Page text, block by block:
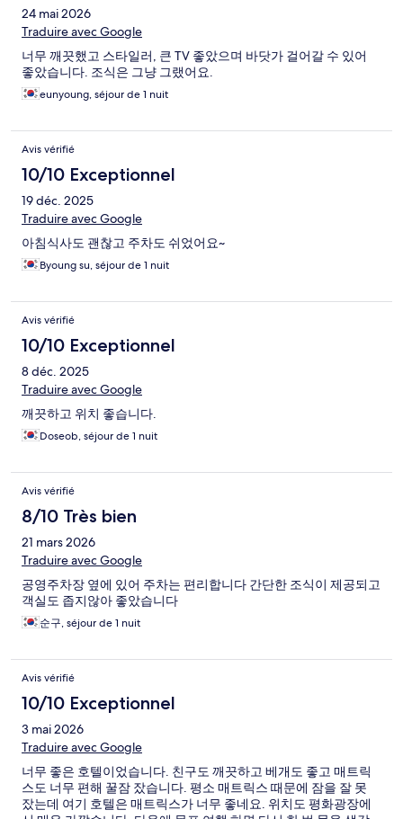
24 mai 2026
Traduire avec Google
너무 깨끗했고 스타일러, 큰 TV 좋았으며 바닷가 걸어갈 수 있어
좋았습니다. 조식은 그냥 그랬어요.
eunyoung, séjour de 1 nuit
Avis vérifié
10/10 Exceptionnel
19 déc. 2025
Traduire avec Google
아침식사도 괜찮고 주차도 쉬었어요~
Byoung su, séjour de 1 nuit
Avis vérifié
10/10 Exceptionnel
8 déc. 2025
Traduire avec Google
깨끗하고 위치 좋습니다.
Doseob, séjour de 1 nuit
Avis vérifié
8/10 Très bien
21 mars 2026
Traduire avec Google
공영주차장 옆에 있어 주차는 편리합니다 간단한 조식이 제공되고
객실도 좁지않아 좋았습니다
순구, séjour de 1 nuit
Avis vérifié
10/10 Exceptionnel
3 mai 2026
Traduire avec Google
너무 좋은 호텔이었습니다. 친구도 깨끗하고 베개도 좋고 매트릭
스도 너무 편해 꿀잠 잤습니다. 평소 매트릭스 때문에 잠을 잘 못
잤는데 여기 호텔은 매트릭스가 너무 좋네요. 위치도 평화광장에